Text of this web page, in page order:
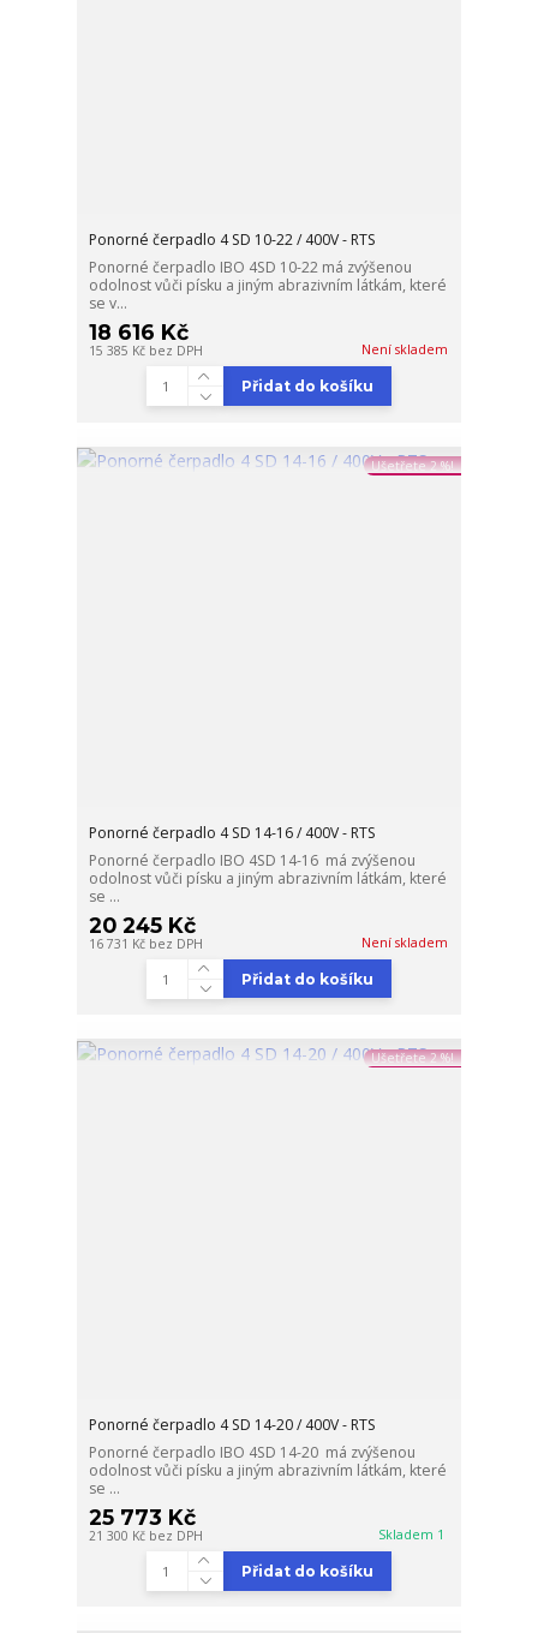
Ponorné čerpadlo 4 SD 10-22 / 400V - RTS
Ponorné čerpadlo IBO 4SD 10-22 má zvýšenou
odolnost vůči písku a jiným abrazivním látkám, které
se v...
18 616 Kč
15 385 Kč bez DPH Není skladem
Přidat do košíku
Ušetřete 2 %!
Ponorné čerpadlo 4 SD 14-16 / 400V - RTS
Ponorné čerpadlo IBO 4SD 14-16 má zvýšenou
odolnost vůči písku a jiným abrazivním látkám, které
se ...
20 245 Kč
16 731 Kč bez DPH Není skladem
Přidat do košíku
Ušetřete 2 %!
Ponorné čerpadlo 4 SD 14-20 / 400V - RTS
Ponorné čerpadlo IBO 4SD 14-20 má zvýšenou
odolnost vůči písku a jiným abrazivním látkám, které
se ...
25 773 Kč
21 300 Kč bez DPH Skladem 1
Přidat do košíku